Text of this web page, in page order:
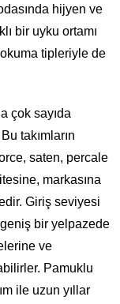
hijyen ve
bir uyku ortamı
tipleriyle de
çok sayıda
takımların
saten, percale
markasına
Giriş seviyesi
bir yelpazede
ve
Pamuklu
ile uzun yıllar